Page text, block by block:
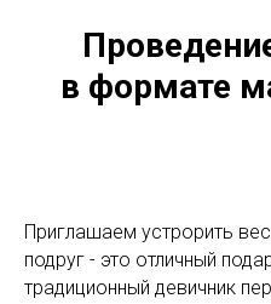
в формате
Приглашаем устрорить
подруг - это отличный
традиционный девичник